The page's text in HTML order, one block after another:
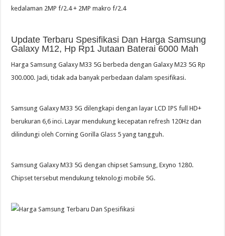
kedalaman 2MP f/2.4 + 2MP makro f/2.4
Update Terbaru Spesifikasi Dan Harga Samsung
Galaxy M12, Hp Rp1 Jutaan Baterai 6000 Mah
Harga Samsung Galaxy M33 5G berbeda dengan Galaxy M23 5G Rp
300.000. Jadi, tidak ada banyak perbedaan dalam spesifikasi.
Samsung Galaxy M33 5G dilengkapi dengan layar LCD IPS full HD+
berukuran 6,6 inci. Layar mendukung kecepatan refresh 120Hz dan
dilindungi oleh Corning Gorilla Glass 5 yang tangguh.
Samsung Galaxy M33 5G dengan chipset Samsung, Exyno 1280.
Chipset tersebut mendukung teknologi mobile 5G.